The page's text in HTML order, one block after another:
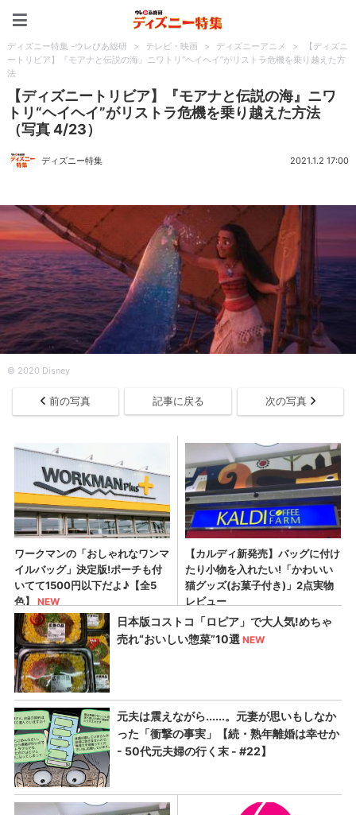
ディズニー特集 -ウレぴあ総研 > テレビ・映画 > ディズニーアニメ >
【ディズニ
ートリビア】『モアナと伝説の海』ニワトリ“ヘイヘイ”がリストラ危機を乗り越えた方
法
【ディズニートリビア】『モアナと伝説の海』ニワ
トリ“ヘイヘイ”がリストラ危機を乗り越えた方法
（写真 4/23）
ディズニー特集 2021.1.2 17:00
©︎ 2020 Disney
前の写真 記事に戻る 次の写真